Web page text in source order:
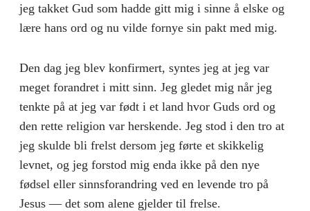
jeg takket Gud som hadde gitt mig i sinne å elske og
lære hans ord og nu vilde fornye sin pakt med mig.
Den dag jeg blev konfirmert, syntes jeg at jeg var
meget forandret i mitt sinn. Jeg gledet mig når jeg
tenkte på at jeg var født i et land hvor Guds ord og
den rette religion var herskende. Jeg stod i den tro at
jeg skulde bli frelst dersom jeg førte et skik­kelig
levnet, og jeg forstod mig enda ikke på den nye
fødsel eller sinnsforandring ved en levende tro på
Jesus — det som alene gjelder til frelse.